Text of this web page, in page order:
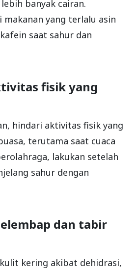
banyak cairan.
makanan yang terlalu asin
saat sahur dan
fisik yang
hindari aktivitas fisik yang
terutama saat cuaca
lakukan setelah
sahur dengan
dan tabir
kering akibat dehidrasi,